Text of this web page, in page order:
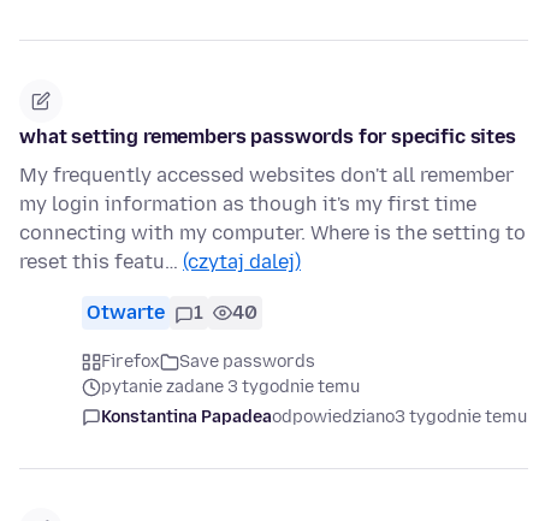
what setting remembers passwords for specific sites
My frequently accessed websites don't all remember
my login information as though it's my first time
connecting with my computer. Where is the setting to
reset this featu… (czytaj dalej)
Otwarte 1 40
Firefox
Save passwords
pytanie zadane 3 tygodnie temu
Konstantina Papadeaodpowiedziano3 tygodnie temu